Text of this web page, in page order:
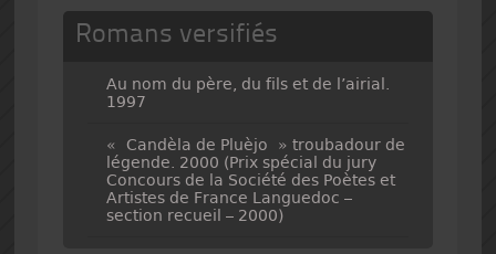
Romans versifiés
Au nom du père, du fils et de l’airial.
1997
« Candèla de Pluèjo » troubadour de
légende. 2000 (Prix spécial du jury
Concours de la Société des Poètes et
Artistes de France Languedoc –
section recueil – 2000)